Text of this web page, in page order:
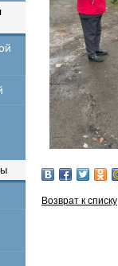
Возврат к списку